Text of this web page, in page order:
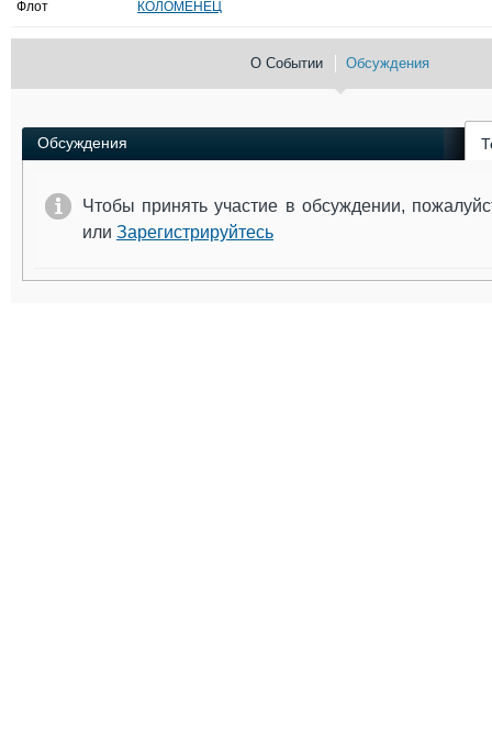
Флот
КОЛОМЕНЕЦ
О Событии Обсуждения
Обсуждения
Чтобы принять участие в обсуждении,
или Зарегистрируйтесь